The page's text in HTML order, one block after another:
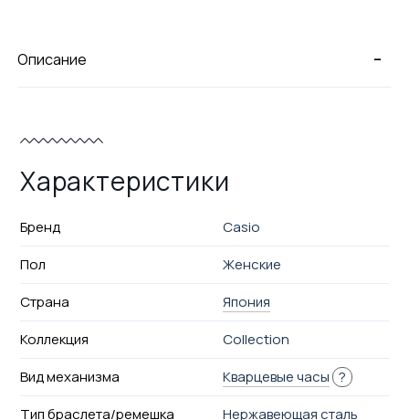
-
Описание
Характеристики
Бренд
Casio
Пол
Женские
Страна
Япония
Коллекция
Collection
Вид механизма
Кварцевые часы ?
Тип браслета/ремешка
Нержавеющая сталь